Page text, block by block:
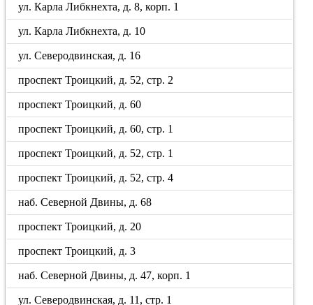
ул. Карла Либкнехта, д. 8, корп. 1
ул. Карла Либкнехта, д. 10
ул. Северодвинская, д. 16
проспект Троицкий, д. 52, стр. 2
проспект Троицкий, д. 60
проспект Троицкий, д. 60, стр. 1
проспект Троицкий, д. 52, стр. 1
проспект Троицкий, д. 52, стр. 4
наб. Северной Двины, д. 68
проспект Троицкий, д. 20
проспект Троицкий, д. 3
наб. Северной Двины, д. 47, корп. 1
ул. Северодвинская, д. 11, стр. 1